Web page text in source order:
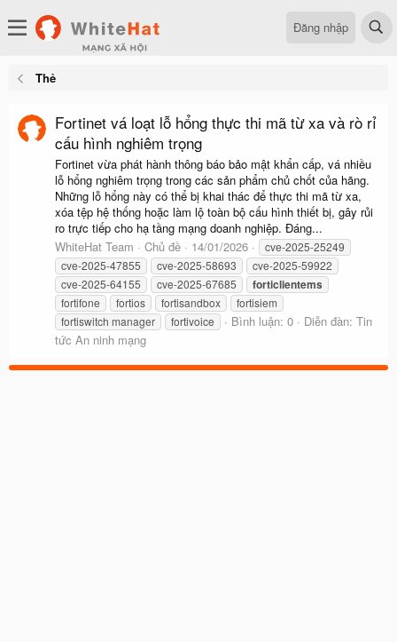
Đăng nhập
Thẻ
Fortinet vá loạt lỗ hổng thực thi mã từ xa và rò rỉ
cấu hình nghiêm trọng
Fortinet vừa phát hành thông báo bảo mật khẩn cấp, vá nhiều
lỗ hổng nghiêm trọng trong các sản phẩm chủ chốt của hãng.
Những lỗ hổng này có thể bị khai thác để thực thi mã từ xa,
xóa tệp hệ thống hoặc làm lộ toàn bộ cấu hình thiết bị, gây rủi
ro trực tiếp cho hạ tầng mạng doanh nghiệp. Đáng...
WhiteHat Team
Chủ đề 14/01/2026
cve-2025-25249
cve-2025-47855
cve-2025-58693
cve-2025-59922
cve-2025-64155
cve-2025-67685 forticlientems
fortifone fortios fortisandbox
fortisiem
fortiswitch manager
fortivoice Bình luận: 0 Diễn đàn: Tin
tức An ninh mạng